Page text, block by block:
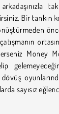
Bir tankın
Money
sayısız